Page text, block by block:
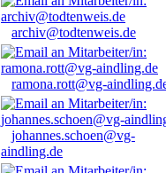
archiv@todtenweis.de
ramona.rott@vg-
johannes.schoen@vg-
aindling.de